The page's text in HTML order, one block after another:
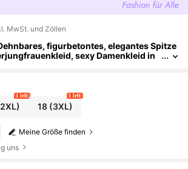
MwSt. und Zöllen
figurbetontes, elegantes Spitze
sexy Damenkleid in
1 left
18(3XL)
1 left
Meine Größe finden
uns